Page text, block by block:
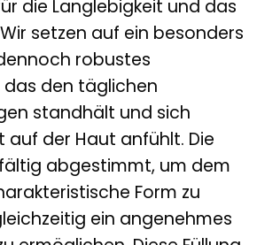
die Langlebigkeit und das
setzen auf ein besonders
robustes
das den täglichen
standhält und sich
auf der Haut anfühlt. Die
abgestimmt, um dem
Form zu
ein angenehmes